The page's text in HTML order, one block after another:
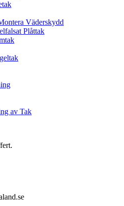
Väderskydd
Plåttak
av Tak